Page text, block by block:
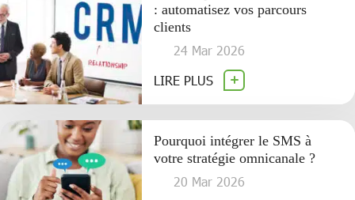
: automatisez vos parcours
clients
24 Mar 2026
LIRE PLUS
Pourquoi intégrer le SMS à
votre stratégie omnicanale ?
20 Mar 2026